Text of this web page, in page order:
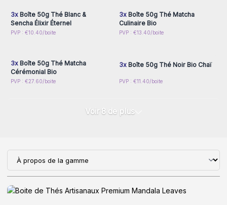
3xBoîte 50g Thé Blanc &
Sencha Élixir Éternel
PVP : €10.40/boite
3xBoîte 50g Thé Matcha
Culinaire Bio
PVP : €13.40/boite
Connectez-vous ou
3xBoîte 50g Thé Matcha
Cérémonial Bio
PVP : €27.60/boite
Connectez-vous ou
3xBoîte 50g Thé Noir Bio Chaï
PVP : €11.40/boite
Voir 8 de plus